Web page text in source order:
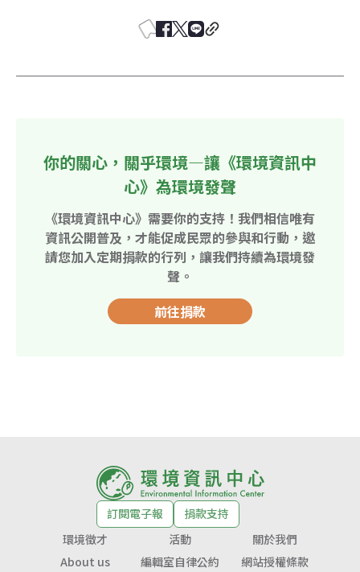
你的關心，關乎環境—讓《環境資訊中
心》為環境發聲
《環境資訊中心》需要你的支持！我們相信唯有
資訊公開普及，才能促成民眾的參與和行動，邀
請您加入定期捐款的行列，讓我們持續為環境發
聲。
前往捐款
訂閱電子報
捐款支持
環境徵才
活動
關於我們
About us
編輯室自律公約 網站授權條款